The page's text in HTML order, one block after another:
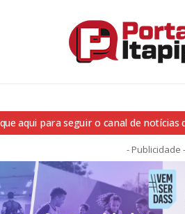
aqui para seguir o canal de
- Publicidade -